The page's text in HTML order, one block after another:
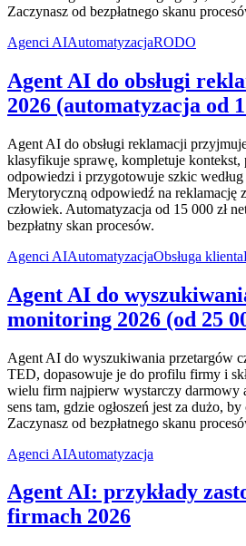
Zaczynasz od bezpłatnego skanu
Agenci AIAutomatyzacjaRODO
Agent AI do obsługi
2026 (automatyzacja od
Agent AI do obsługi reklamacji
klasyfikuje sprawę, kompletuje kontekst,
odpowiedzi i przygotowuje szkic
Merytoryczną odpowiedź na reklamację
człowiek. Automatyzacja od 15 000 zł
bezpłatny skan procesów.
Agenci AIAutomatyzacjaObsługa klienta
Agent AI do
monitoring 2026 (od 25
Agent AI do wyszukiwania przetargów
TED, dopasowuje je do profilu firmy i
wielu firm najpierw wystarczy darmowy
sens tam, gdzie ogłoszeń jest za dużo,
Zaczynasz od bezpłatnego skanu
Agenci AIAutomatyzacja
Agent AI: przykłady
firmach 2026